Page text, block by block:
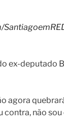
ex-deputado
agora
contra, não